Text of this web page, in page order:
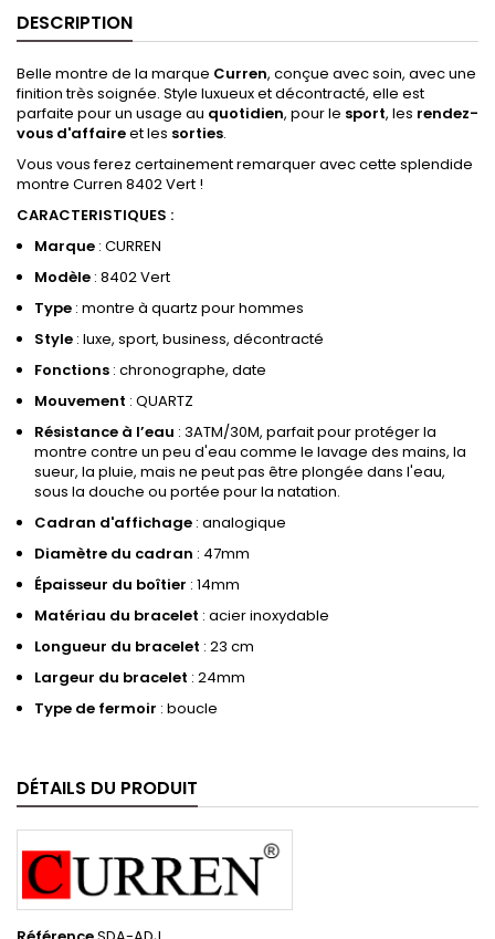
DESCRIPTION
Belle montre de la marque Curren, conçue avec soin, avec une
finition très soignée. Style luxueux et décontracté, elle est
parfaite pour un usage au quotidien, pour le sport, les rendez-
vous d'affaireet les sorties.
Vous vous ferez certainement remarquer avec cette splendide
montre Curren 8402 Vert !
CARACTERISTIQUES :
Marque : CURREN
Modèle : 8402 Vert
Type : montre à quartz pour hommes
Style : luxe, sport, business, décontracté
Fonctions : chronographe, date
Mouvement : QUARTZ
Résistance à l’eau : 3ATM/30M, parfait pour protéger la
montre contre un peu d'eau comme le lavage des mains, la
sueur, la pluie, mais ne peut pas être plongée dans l'eau,
sous la douche ou portée pour la natation.
Cadran d'affichage : analogique
Diamètre du cadran : 47mm
Épaisseur du boîtier : 14mm
Matériau du bracelet : acier inoxydable
Longueur du bracelet : 23 cm
Largeur du bracelet : 24mm
Type de fermoir : boucle
DÉTAILS DU PRODUIT